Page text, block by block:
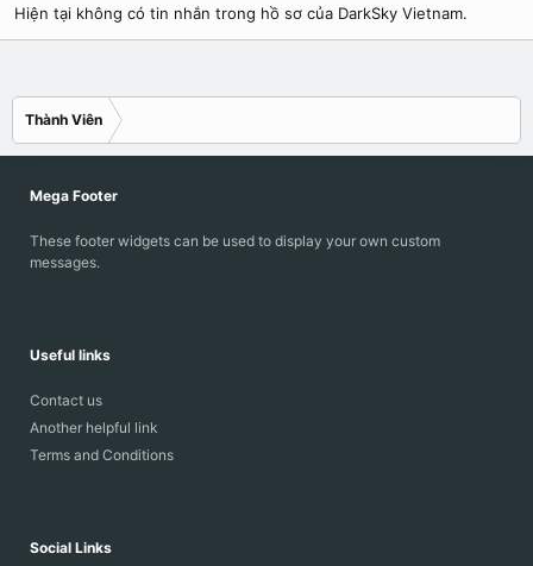
Hiện tại không có tin nhắn trong hồ sơ của DarkSky Vietnam.
Thành Viên
Mega Footer
These footer widgets can be used to display your own custom
messages.
Useful links
Contact us
Another helpful link
Terms and Conditions
Social Links